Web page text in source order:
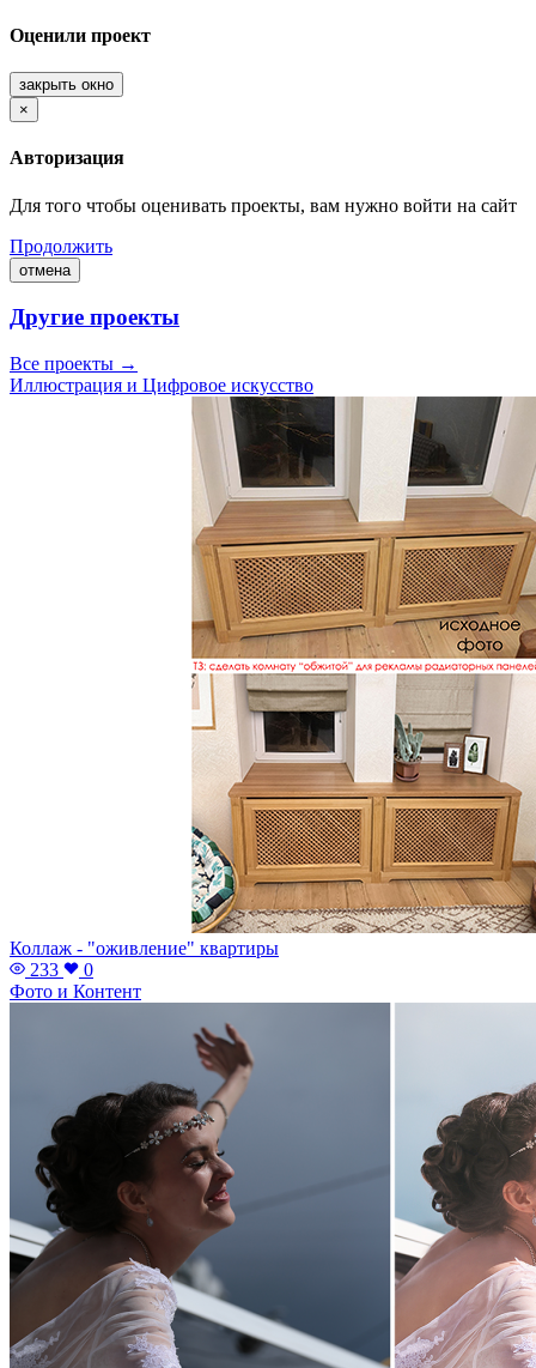
Оценили проект
закрыть окно
×
Авторизация
Для того чтобы оценивать проекты, вам нужно войти на сайт
Продолжить
отмена
Другие проекты
Все проекты →
Иллюстрация и Цифровое искусство
Коллаж - "оживление" квартиры
233
0
Фото и Контент